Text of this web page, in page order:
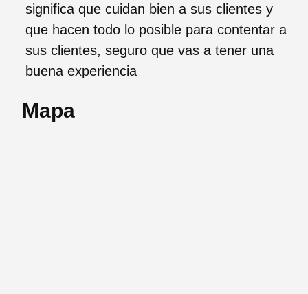
significa que cuidan bien a sus clientes y
que hacen todo lo posible para contentar a
sus clientes, seguro que vas a tener una
buena experiencia
Mapa